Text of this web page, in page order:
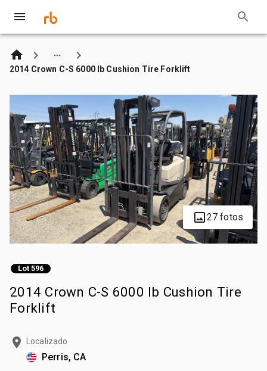
2014 Crown C-S 6000 lb Cushion Tire Forklift
27 fotos
Lot 596
2014 Crown C-S 6000 lb Cushion Tire
Forklift
Localizado
Perris, CA